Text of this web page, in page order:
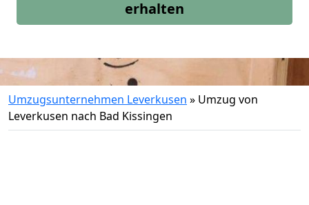
erhalten
Umzugsunternehmen Leverkusen » Umzug von
Leverkusen nach Bad Kissingen